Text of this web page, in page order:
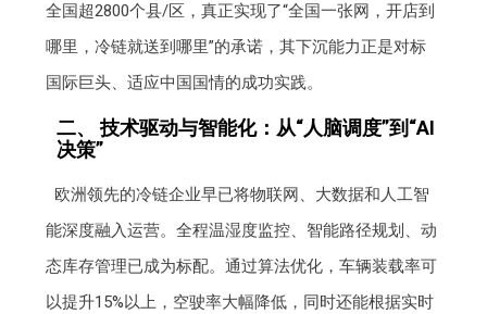
全国超2800个县/区，真正实现了“全国一张网，开店到
哪里，冷链就送到哪里”的承诺，其下沉能力正是对标
国际巨头、适应中国国情的成功实践。
二、 技术驱动与智能化：从“人脑调度”到“AI
决策”
欧洲领先的冷链企业早已将物联网、大数据和人工智
能深度融入运营。全程温湿度监控、智能路径规划、动
态库存管理已成为标配。通过算法优化，车辆装载率可
以提升15%以上，空驶率大幅降低，同时还能根据实时